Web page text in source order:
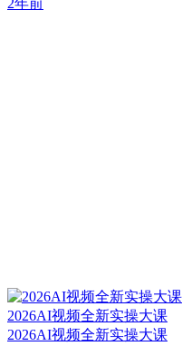
2026AI视频全新实操大课
2026AI视频全新实操大课